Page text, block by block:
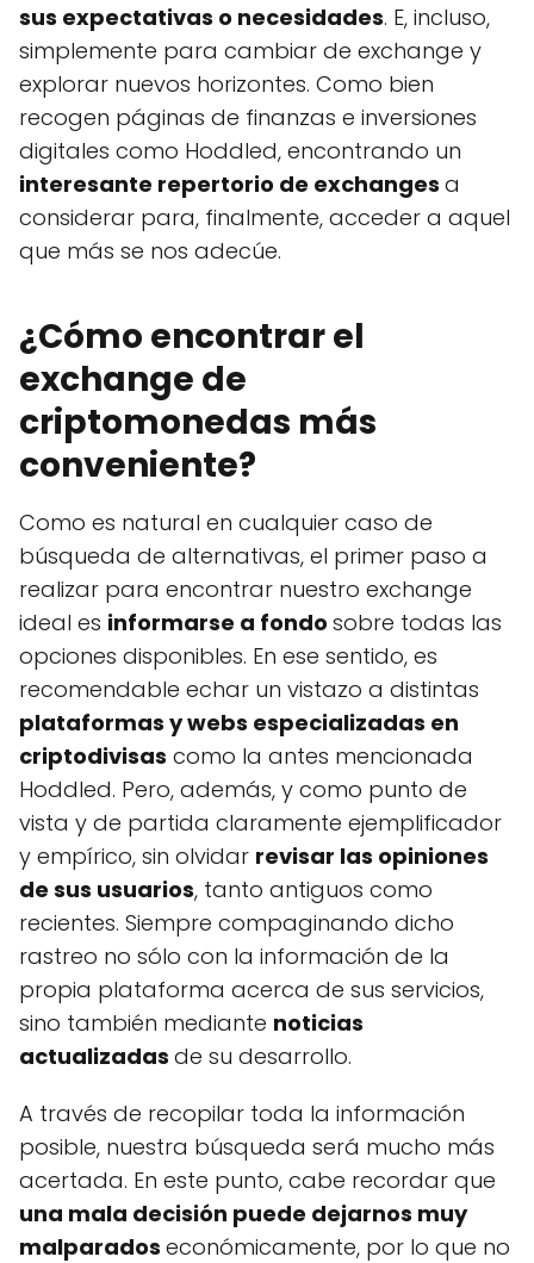
sus expectativas o necesidades. E, incluso,
simplemente para cambiar de exchange y
explorar nuevos horizontes. Como bien
recogen páginas de finanzas e inversiones
digitales como Hoddled, encontrando un
interesante repertorio de exchanges a
considerar para, finalmente, acceder a aquel
que más se nos adecúe.
¿Cómo encontrar el
exchange de
criptomonedas más
conveniente?
Como es natural en cualquier caso de
búsqueda de alternativas, el primer paso a
realizar para encontrar nuestro exchange
ideal es informarse a fondo sobre todas las
opciones disponibles. En ese sentido, es
recomendable echar un vistazo a distintas
plataformas y webs especializadas en
criptodivisas como la antes mencionada
Hoddled. Pero, además, y como punto de
vista y de partida claramente ejemplificador
y empírico, sin olvidar revisar las opiniones
de sus usuarios, tanto antiguos como
recientes. Siempre compaginando dicho
rastreo no sólo con la información de la
propia plataforma acerca de sus servicios,
sino también mediante noticias
actualizadas de su desarrollo.
A través de recopilar toda la información
posible, nuestra búsqueda será mucho más
acertada. En este punto, cabe recordar que
una mala decisión puede dejarnos muy
malparados económicamente, por lo que no